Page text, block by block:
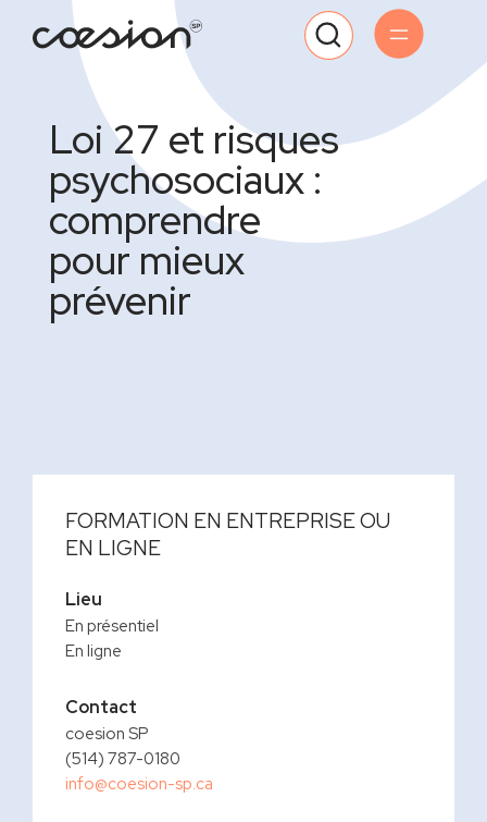
Loi 27 et risques
psychosociaux :
comprendre
pour mieux
prévenir
FORMATION EN ENTREPRISE OU
EN LIGNE
Lieu
En présentiel
En ligne
Contact
coesion SP
(514) 787-0180
info@coesion-sp.ca